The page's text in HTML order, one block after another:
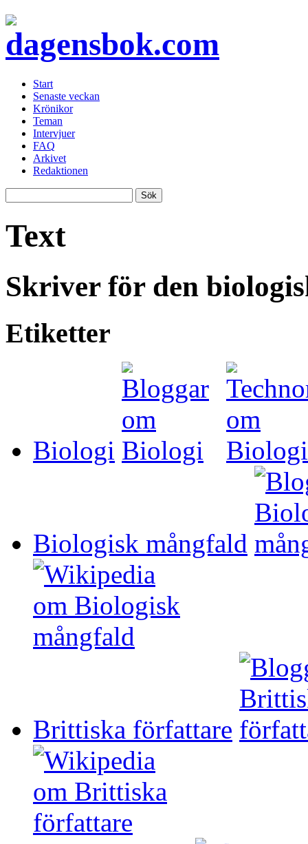
Start
Senaste veckan
Krönikor
Teman
Intervjuer
FAQ
Arkivet
Redaktionen
Text
Skriver för den
Etiketter
Biologi
Biologisk mångfald
Brittiska författare